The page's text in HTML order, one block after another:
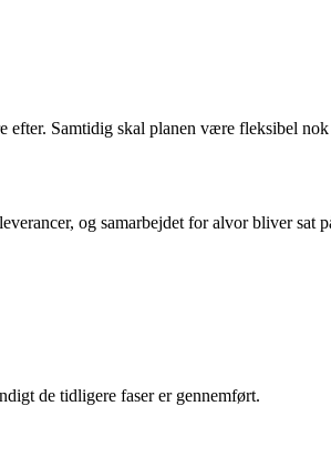
Samtidig skal planen være fleksibel
og samarbejdet for alvor bliver
de tidligere faser er gennemført.